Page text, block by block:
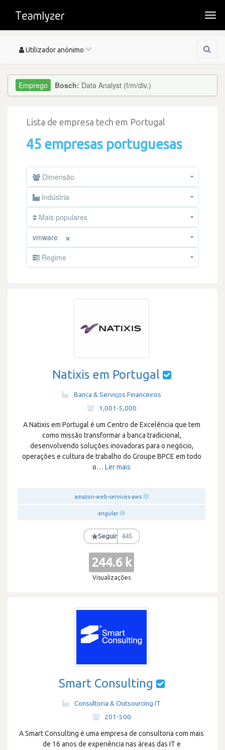
Toggle
Utilizador anónimo
Bosch: Data Analyst (f/m/div.)
Lista de empresa tech em Portugal
45 empresas portuguesas
Dimensão
Indústria
Mais populares
×
vmware
Regime
Natixis em Portugal
Banca & Serviços Financeiros
1,001-5,000
A Natixis em Portugal é um Centro de Excelência que tem
como missão transformar a banca tradicional,
desenvolvendo soluções inovadoras para o negócio,
operações e cultura de trabalho do Groupe BPCE em todo
o… Ler mais
amazon-web-services-aws
angular
★Seguir 445
244.6 k
Visualizações
Smart Consulting
Consultoria & Outsourcing IT
201-500
A Smart Consulting é uma empresa de consultoria com mais
de 16 anos de experiência nas áreas das IT e